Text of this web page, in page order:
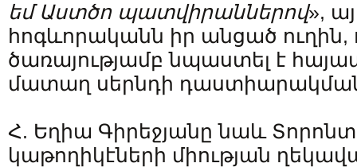
եմ Աստծո պատվիրաններով»,
հոգևորականն իր անցած ուղին,
ծառայությամբ նպաստել է
մատաղ սերնդի
Հ. Եղիա Գիրեջյանը նաև
կաթողիկէների միության